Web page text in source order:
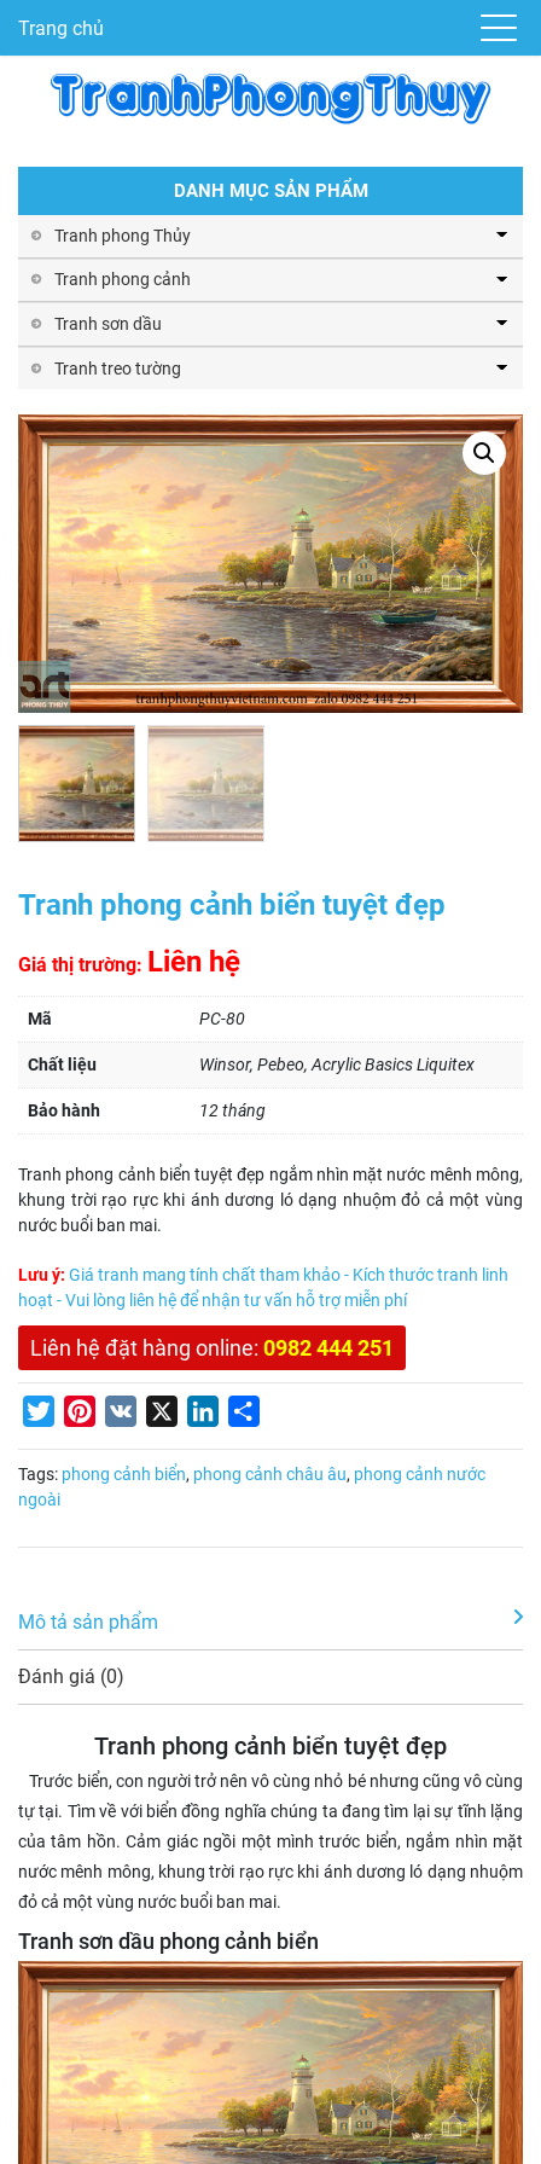
Trang chủ
DANH MỤC SẢN PHẨM
Tranh phong Thủy
Tranh phong cảnh
Tranh sơn dầu
Tranh treo tường
Tranh phong cảnh biển tuyệt đẹp
Giá thị trường: Liên hệ
Mã PC-80
Chất liệu Winsor, Pebeo, Acrylic Basics Liquitex
Bảo hành 12 tháng
Tranh phong cảnh biển tuyệt đẹp ngắm nhìn mặt nước mênh mông,
khung trời rạo rực khi ánh dương ló dạng nhuộm đỏ cả một vùng
nước buổi ban mai.
Lưu ý: Giá tranh mang tính chất tham khảo - Kích thước tranh linh
hoạt - Vui lòng liên hệ để nhận tư vấn hỗ trợ miễn phí
Liên hệ đặt hàng online: 0982 444 251
TwitterPinterest
VK LinkedIn
Tags: phong cảnh biển, phong cảnh châu âu, phong cảnh nước
ngoài
Mô tả sản phẩm
Đánh giá (0)
Tranh phong cảnh biển tuyệt đẹp
Trước biển, con người trở nên vô cùng nhỏ bé nhưng cũng vô cùng
tự tại. Tìm về với biển đồng nghĩa chúng ta đang tìm lại sự tĩnh lặng
của tâm hồn. Cảm giác ngồi một mình trước biển, ngắm nhìn mặt
nước mênh mông, khung trời rạo rực khi ánh dương ló dạng nhuộm
đỏ cả một vùng nước buổi ban mai.
Tranh sơn dầu phong cảnh biển